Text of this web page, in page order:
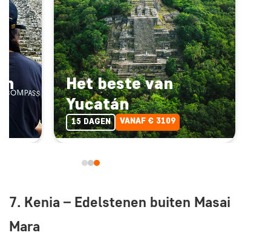
Het beste van
Yucatán
15 DAGEN VANAF € 3109
7. Kenia – Edelstenen buiten Masai
Mara